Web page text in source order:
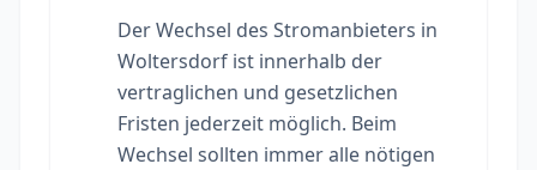
Der Wechsel des Stromanbieters in
Woltersdorf ist innerhalb der
vertraglichen und gesetzlichen
Fristen jederzeit möglich. Beim
Wechsel sollten immer alle nötigen